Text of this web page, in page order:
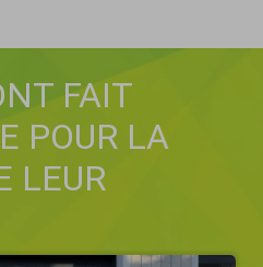
FAIT
POUR LA
LEUR